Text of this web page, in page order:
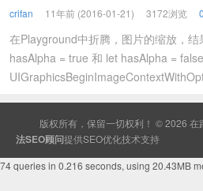
crifan 11年前 (2016-01-21) 3172浏览
在Playground中折腾，图片的缩放，
hasAlpha = true 和 let hasAlpha =
版权所有，保留一切权利！ © 2026 在
法SEO顾问提供SEO优化技术支持
74 queries in 0.216 seconds, using 20.43MB